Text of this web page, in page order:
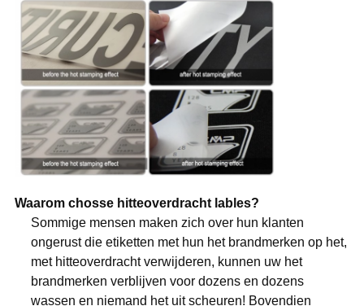
Waarom chosse hitteoverdracht lables?
Sommige mensen maken zich over hun klanten
ongerust die etiketten met hun het brandmerken op het,
met hitteoverdracht verwijderen, kunnen uw het
brandmerken verblijven voor dozens en dozens
wassen en niemand het uit scheuren! Bovendien